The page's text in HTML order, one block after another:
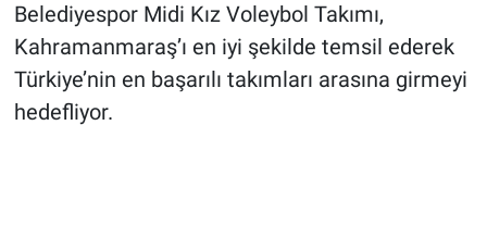
Belediyespor Midi Kız Voleybol Takımı,
Kahramanmaraş’ı en iyi şekilde temsil ederek
Türkiye’nin en başarılı takımları arasına girmeyi
hedefliyor.